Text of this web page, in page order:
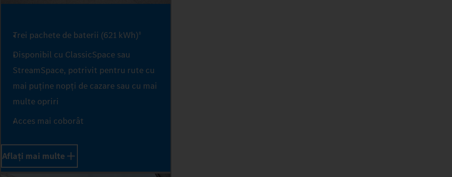
Trei pachete de baterii (621 kWh)8
Disponibil cu ClassicSpace sau
StreamSpace, potrivit pentru rute cu
mai puține nopți de cazare sau cu mai
multe opriri
Acces mai coborât
Aflați mai multe
4
5
6
7